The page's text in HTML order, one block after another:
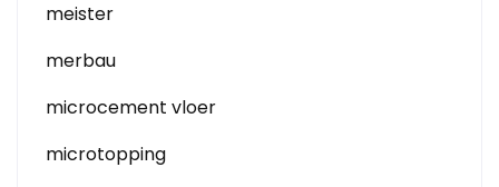
meister
merbau
microcement vloer
microtopping